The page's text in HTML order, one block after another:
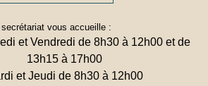
secrétariat vous accueille :
et Vendredi de 8h30 à 12h00 et de
13h15 à 17h00
et Jeudi de 8h30 à 12h00